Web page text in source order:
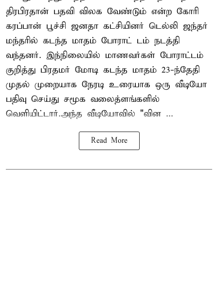
திரபிரதான் பதவி விலக வேண்டும் என்ற கோரி
கரப்பான் பூச்சி ஜனதா கட்சியினர் டெல்லி ஜந்தர்
மந்தரில் கடந்த மாதம் போராட் டம் நடத்தி
வந்தனர். இந்நிலையில் மாணவர்கள் போராட்டம்
குறித்து பிரதமர் மோடி கடந்த மாதம் 23-ந்தேதி
முதல் முறையாக நேரடி உரையாக ஒரு வீடியோ
பதிவு செய்து சமூக வலைத்ளங்களில்
வெளியிட்டார்.அந்த வீடியோவில் "வின ...
Read More